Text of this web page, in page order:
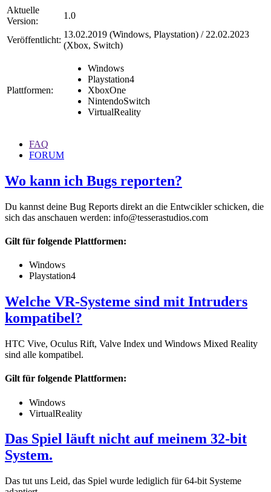
Aktuelle
Version:
1.0
Veröffentlicht:
13.02.2019 (Windows, Playstation) / 22.02.2023
(Xbox, Switch)
Plattformen:
Windows
Playstation4
XboxOne
NintendoSwitch
VirtualReality
FAQ
FORUM
Wo kann ich Bugs reporten?
Du kannst deine Bug Reports direkt an die Entwcikler schicken, die
sich das anschauen werden: info@tesserastudios.com
Gilt für folgende Plattformen:
Windows
Playstation4
Welche VR-Systeme sind mit Intruders
kompatibel?
HTC Vive, Oculus Rift, Valve Index und Windows Mixed Reality
sind alle kompatibel.
Gilt für folgende Plattformen:
Windows
VirtualReality
Das Spiel läuft nicht auf meinem 32-bit
System.
Das tut uns Leid, das Spiel wurde lediglich für 64-bit Systeme